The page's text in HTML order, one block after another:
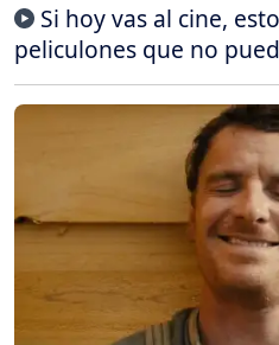
Si hoy vas al cine,
peliculones que no